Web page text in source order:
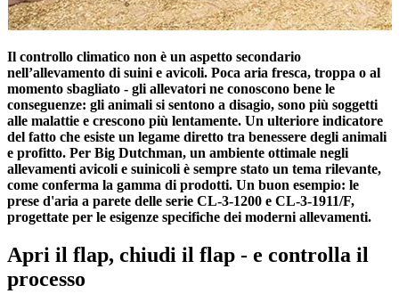
Il controllo climatico non è un aspetto secondario
nell’allevamento di suini e avicoli. Poca aria fresca, troppa o al
momento sbagliato - gli allevatori ne conoscono bene le
conseguenze: gli animali si sentono a disagio, sono più soggetti
alle malattie e crescono più lentamente. Un ulteriore indicatore
del fatto che esiste un legame diretto tra benessere degli animali
e profitto. Per Big Dutchman, un ambiente ottimale negli
allevamenti avicoli e suinicoli è sempre stato un tema rilevante,
come conferma la gamma di prodotti. Un buon esempio: le
prese d'aria a parete delle serie CL-3-1200 e CL-3-1911/F,
progettate per le esigenze specifiche dei moderni allevamenti.
Apri il flap, chiudi il flap - e controlla il
processo